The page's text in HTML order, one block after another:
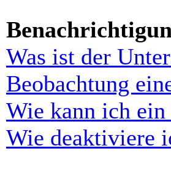
Was ist der
Beobachtung
Wie kann ich ein
Wie deaktiviere